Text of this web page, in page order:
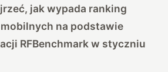
jak wypada ranking
na podstawie
RFBenchmark w styczniu